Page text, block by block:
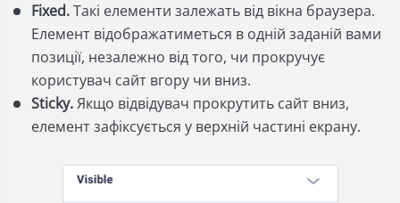
Fixed.Такі елементи залежать від вікна браузера.
Елемент відображатиметься в одній заданій вами
позиції, незалежно від того, чи прокручує
користувач сайт вгору чи вниз.
Sticky.Якщо відвідувач прокрутить сайт вниз,
елемент зафіксується у верхній частині екрану.